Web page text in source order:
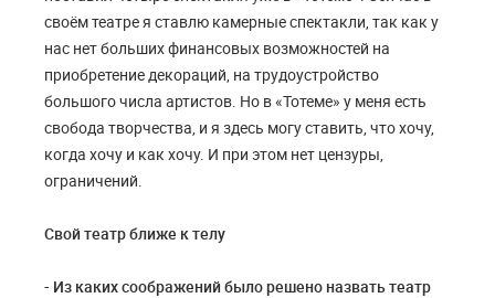
своём театре я ставлю камерные спектакли, так как у
нас нет больших финансовых возможностей на
приобретение декораций, на трудоустройство
большого числа артистов. Но в «Тотеме» у меня есть
свобода творчества, и я здесь могу ставить, что хочу,
когда хочу и как хочу. И при этом нет цензуры,
ограничений.
Свой театр ближе к телу
- Из каких соображений было решено назвать театр